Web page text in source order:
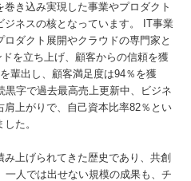
き込み実現した事業やプロダクト
ジネスの核となっています。 IT事業
ダクト展開やクラウドの専門家と
を立ち上げ、顧客からの信頼を獲
輩出し、顧客満足度は94％を獲
字で過去最高売上更新中、ビジネ
上がりで、自己資本比率82％とい
た。
上げられてきた歴史であり、共創
人では出せない規模の成果も、チ